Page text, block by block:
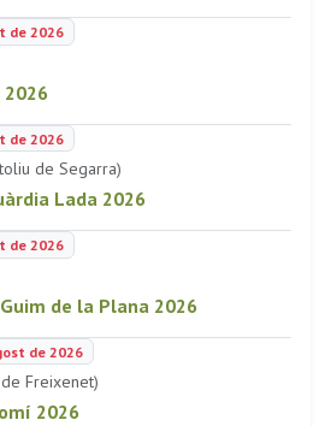
de 2026
2026
de 2026
de Segarra)
Lada 2026
de 2026
de la Plana 2026
de 2026
Freixenet)
2026